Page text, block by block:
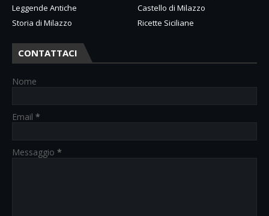
Leggende Antiche
Castello di Milazzo
Storia di Milazzo
Ricette Siciliane
CONTATTACI
Nome
Email *
Messaggio *